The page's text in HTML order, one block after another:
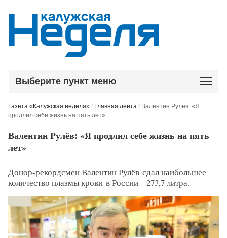
Выберите пункт меню
Газета «Калужская неделя» / Главная лента / Валентин Рулёв: «Я
продлил себе жизнь на пять лет»
Валентин Рулёв: «Я продлил себе жизнь на пять
лет»
Донор-рекордсмен Валентин Рулёв сдал наибольшее
количество плазмы крови в России – 273,7 литра.